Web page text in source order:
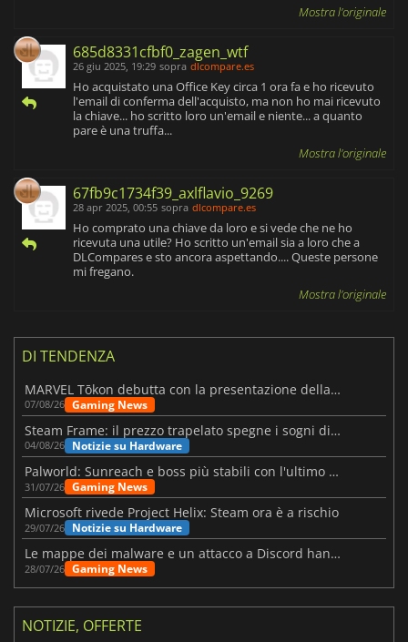
Mostra l'originale
685d8331cfbf0_zagen_wtf
26 giu 2025, 19:29 sopra dlcompare.es
Ho acquistato una Office Key circa 1 ora fa e ho ricevuto
l'email di conferma dell'acquisto, ma non ho mai ricevuto
la chiave... ho scritto loro un'email e niente... a quanto
pare è una truffa...
Mostra l'originale
67fb9c1734f39_axlflavio_9269
28 apr 2025, 00:55 sopra dlcompare.es
Ho comprato una chiave da loro e si vede che ne ho
ricevuta una utile? Ho scritto un'email sia a loro che a
DLCompares e sto ancora aspettando.... Queste persone
mi fregano.
Mostra l'originale
DI TENDENZA
MARVEL Tōkon debutta con la presentazione della roadmap per il primo anno
07/08/26 Gaming News
Steam Frame: il prezzo trapelato spegne i sogni di un VR economico
04/08/26 Notizie su Hardware
Palworld: Sunreach e boss più stabili con l'ultimo update
31/07/26 Gaming News
Microsoft rivede Project Helix: Steam ora è a rischio
29/07/26 Notizie su Hardware
Le mappe dei malware e un attacco a Discord hanno colpito Meccha Chameleon
28/07/26 Gaming News
NOTIZIE, OFFERTE